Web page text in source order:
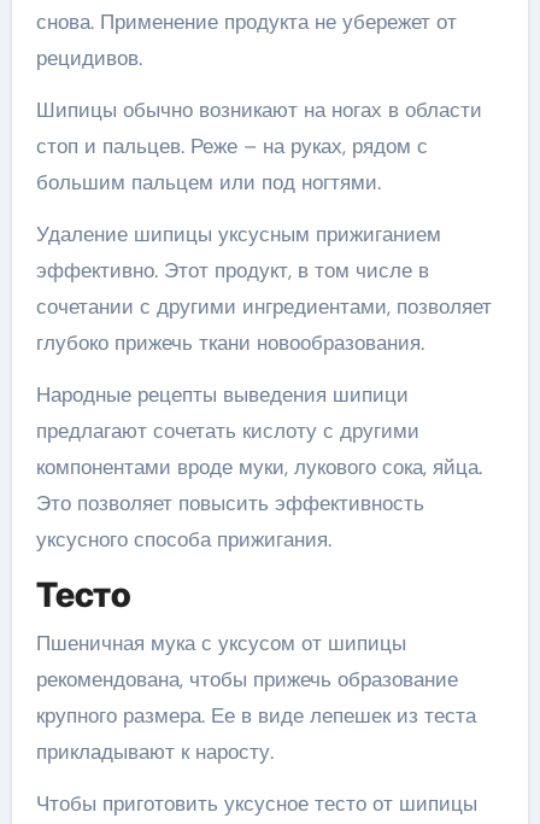
снова. Применение продукта не убережет от
рецидивов.
Шипицы обычно возникают на ногах в области
стоп и пальцев. Реже – на руках, рядом с
большим пальцем или под ногтями.
Удаление шипицы уксусным прижиганием
эффективно. Этот продукт, в том числе в
сочетании с другими ингредиентами, позволяет
глубоко прижечь ткани новообразования.
Народные рецепты выведения шипици
предлагают сочетать кислоту с другими
компонентами вроде муки, лукового сока, яйца.
Это позволяет повысить эффективность
уксусного способа прижигания.
Тесто
Пшеничная мука с уксусом от шипицы
рекомендована, чтобы прижечь образование
крупного размера. Ее в виде лепешек из теста
прикладывают к наросту.
Чтобы приготовить уксусное тесто от шипицы